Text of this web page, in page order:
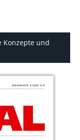
Konzepte und